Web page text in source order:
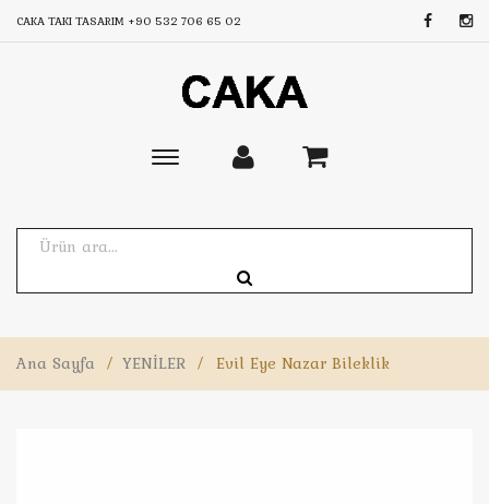
CAKA TAKI TASARIM +90 532 706 65 02
Toggle
Ana Sayfa / YENİLER / Evil Eye Nazar Bileklik